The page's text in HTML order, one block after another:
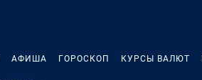
АФИША ГОРОСКОП КУРСЫ ВАЛЮТ